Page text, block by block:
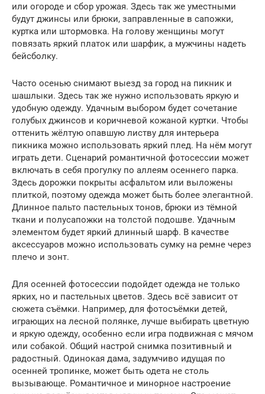
или огороде и сбор урожая. Здесь так же уместными
будут джинсы или брюки, заправленные в сапожки,
куртка или штормовка. На голову женщины могут
повязать яркий платок или шарфик, а мужчины надеть
бейсболку.
Часто осенью снимают выезд за город на пикник и
шашлыки. Здесь так же нужно использовать яркую и
удобную одежду. Удачным выбором будет сочетание
голубых джинсов и коричневой кожаной куртки. Чтобы
оттенить жёлтую опавшую листву для интерьера
пикника можно использовать яркий плед. На нём могут
играть дети. Сценарий романтичной фотосессии может
включать в себя прогулку по аллеям осеннего парка.
Здесь дорожки покрыты асфальтом или выложены
плиткой, поэтому одежда может быть более элегантной.
Длинное пальто пастельных тонов, брюки из тёмной
ткани и полусапожки на толстой подошве. Удачным
элементом будет яркий длинный шарф. В качестве
аксессуаров можно использовать сумку на ремне через
плечо и зонт.
Для осенней фотосессии подойдет одежда не только
ярких, но и пастельных цветов. Здесь всё зависит от
сюжета съёмки. Например, для фотосъёмки детей,
играющих на лесной полянке, лучше выбирать цветную
и яркую одежду, особенно если игра подвижная с мячом
или собакой. Общий настрой снимка позитивный и
радостный. Одинокая дама, задумчиво идущая по
осенней тропинке, может быть одета не столь
вызывающе. Романтичное и минорное настроение